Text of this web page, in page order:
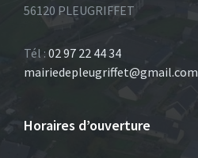
56120 PLEUGRIFFET
Tél : 02 97 22 44 34
mairiedepleugriffet@gmail.com
Horaires d’ouverture